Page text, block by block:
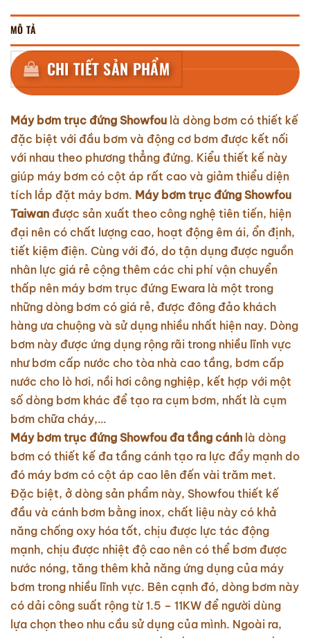
MÔ TẢ
CHI TIẾT SẢN PHẨM
Máy bơm trục đứng Showfou là dòng bơm có thiết kế
đặc biệt với đầu bơm và động cơ bơm được kết nối
với nhau theo phương thẳng đứng. Kiểu thiết kế này
giúp máy bơm có cột áp rất cao và giảm thiểu diện
tích lắp đặt máy bơm. Máy bơm trục đứng Showfou
Taiwan được sản xuất theo công nghệ tiên tiến, hiện
đại nên có chất lượng cao, hoạt động êm ái, ổn định,
tiết kiệm điện. Cùng với đó, do tận dụng được nguồn
nhân lực giá rẻ cộng thêm các chi phí vận chuyển
thấp nên máy bơm trục đứng Ewara là một trong
những dòng bơm có giá rẻ, được đông đảo khách
hàng ưa chuộng và sử dụng nhiều nhất hiện nay. Dòng
bơm này được ứng dụng rộng rãi trong nhiều lĩnh vực
như bơm cấp nước cho tòa nhà cao tầng, bơm cấp
nước cho lò hơi, nồi hơi công nghiệp, kết hợp với một
số dòng bơm khác để tạo ra cụm bơm, nhất là cụm
bơm chữa cháy,…
Máy bơm trục đứng Showfou đa tầng cánh là dòng
bơm có thiết kế đa tầng cánh tạo ra lực đẩy mạnh do
đó máy bơm có cột áp cao lên đến vài trăm met.
Đặc biệt, ở dòng sản phẩm này, Showfou thiết kế
đầu và cánh bơm bằng inox, chất liệu này có khả
năng chống oxy hóa tốt, chịu được lực tác động
mạnh, chịu được nhiệt độ cao nên có thể bơm được
nước nóng, tăng thêm khả năng ứng dụng của máy
bơm trong nhiều lĩnh vực. Bên cạnh đó, dòng bơm này
có dải công suất rộng từ 1.5 – 11KW để người dùng
lựa chọn theo nhu cầu sử dụng của mình. Ngoài ra,